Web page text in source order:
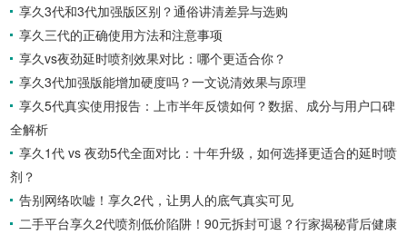
享久3代和3代加强版区别？通俗讲清差异与选购
享久三代的正确使用方法和注意事项
享久vs夜劲延时喷剂效果对比：哪个更适合你？
享久3代加强版能增加硬度吗？一文说清效果与原理
享久5代真实使用报告：上市半年反馈如何？数据、成分与用户口碑
全解析
享久1代 vs 夜劲5代全面对比：十年升级，如何选择更适合的延时喷
剂？
告别网络吹嘘！享久2代，让男人的底气真实可见
二手平台享久2代喷剂低价陷阱！90元拆封可退？行家揭秘背后健康